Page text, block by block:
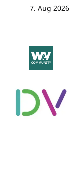
7. Aug 2026